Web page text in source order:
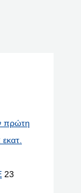
πρώτη
23